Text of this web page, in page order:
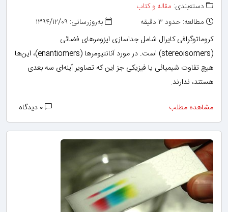
دسته‌بندی: مقاله و کتاب
مطالعه: حدود ۳ دقیقه
به‌روزرسانی: ۱۳۹۴/۱۲/۰۹
کروماتوگرافی کایرال شامل جداسازی ایزومرهای فضائی
(stereoisomers) است. در مورد آنانتیومرها (enantiomers)، این‌ها
هیچ تفاوت شیمیائی یا فیزیکی جز این که تصاویر آینه‌ای سه بعدی
هستند، ندارند.
مشاهده مطلب